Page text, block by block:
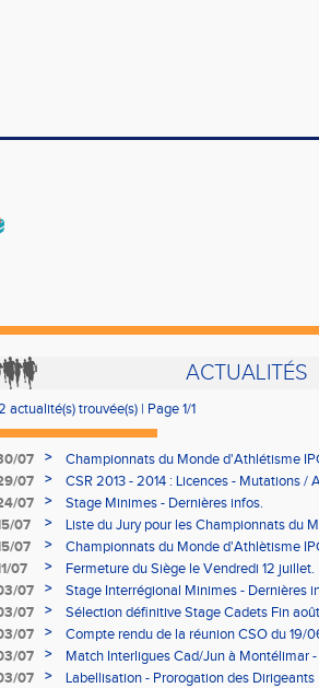
ACTUALITÉS
actualité(s) trouvée(s) | Page 1/1
07 >
Championnats du Monde d'Athlétisme
collective
07 >
CSR 2013 - 2014 : Licences - Mutations /
07
>
Stage Minimes - Dernières infos.
07
>
Liste du Jury pour les Championnats du
07
>
Championnats du Monde d'Athlètisme
07
>
Fermeture du Siège le Vendredi 12 juillet.
07
>
Stage Interrégional Minimes - Dernières
07
>
Sélection définitive Stage Cadets Fin août
07
>
Compte rendu de la réunion CSO du 19/
07
>
Match Interligues Cad/Jun à Montélimar -
IMPORTANTES
07 >
Labellisation - Prorogation des Dirigeants